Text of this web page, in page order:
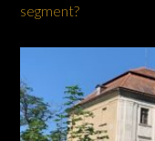
segment?